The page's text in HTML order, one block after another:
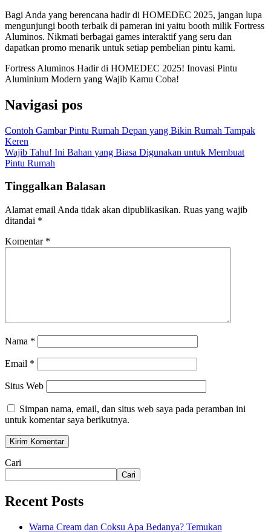
Bagi Anda yang berencana hadir di HOMEDEC 2025, jangan lupa
mengunjungi booth terbaik di pameran ini yaitu booth milik Fortress
Aluminos. Nikmati berbagai games interaktif yang seru dan
dapatkan promo menarik untuk setiap pembelian pintu kami.
Fortress Aluminos Hadir di HOMEDEC 2025! Inovasi Pintu
Aluminium Modern yang Wajib Kamu Coba!
Navigasi pos
Contoh Gambar Pintu Rumah Depan yang Bikin Rumah Tampak
Keren
Wajib Tahu! Ini Bahan yang Biasa Digunakan untuk Membuat
Pintu Rumah
Tinggalkan Balasan
Alamat email Anda tidak akan dipublikasikan. Ruas yang wajib
ditandai *
Komentar *
Nama *
Email *
Situs Web
Simpan nama, email, dan situs web saya pada peramban ini
untuk komentar saya berikutnya.
Cari
Cari
Recent Posts
Warna Cream dan Coksu Apa Bedanya? Temukan